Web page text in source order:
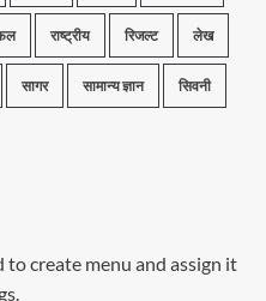
राष्ट्रीय रिजल्ट लेख
सागर सामान्य ज्ञान सिवनी
to create menu and assign it